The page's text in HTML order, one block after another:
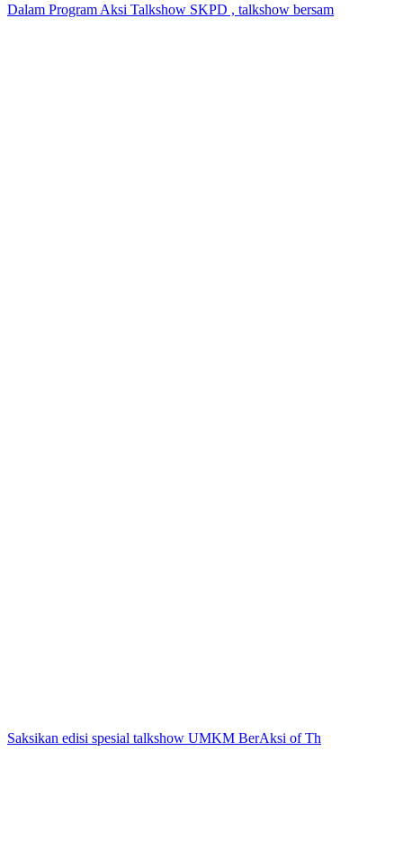
Dalam Program Aksi Talkshow SKPD , talkshow bersam
Saksikan edisi spesial talkshow UMKM BerAksi of Th